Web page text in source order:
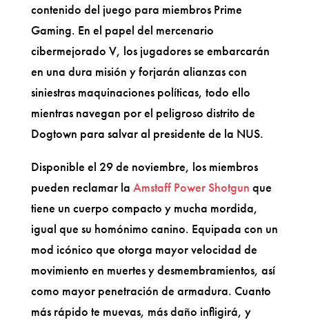
contenido del juego para miembros Prime
Gaming. En el papel del mercenario
cibermejorado V, los jugadores se embarcarán
en una dura misión y forjarán alianzas con
siniestras maquinaciones políticas, todo ello
mientras navegan por el peligroso distrito de
Dogtown para salvar al presidente de la NUS.
Disponible el 29 de noviembre, los miembros
pueden reclamar la Amstaff Power Shotgun que
tiene un cuerpo compacto y mucha mordida,
igual que su homónimo canino. Equipada con un
mod icónico que otorga mayor velocidad de
movimiento en muertes y desmembramientos, así
como mayor penetración de armadura. Cuanto
más rápido te muevas, más daño infligirá, y